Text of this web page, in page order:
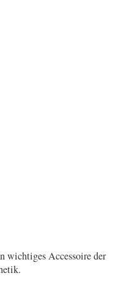
wichtiges Accessoire der